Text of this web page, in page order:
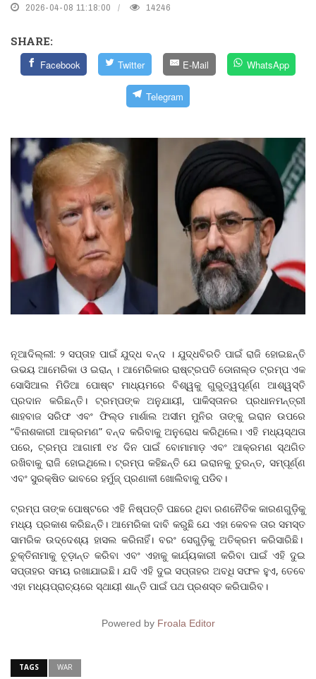
2026-04-08 11:18:00 14246
SHARE:
Facebook Twitter E-Mail WhatsApp
Telegram
ନୂଆଦିଲ୍ଲୀ: ୨ ସପ୍ତାହ ପାଇଁ ଯୁଦ୍ଧ ବନ୍ଦ । ଯୁଦ୍ଧବିରତି ପାଇଁ ରାଜି ହୋଇଛନ୍ତି
ଉଭୟ ଆମେରିକା ଓ ଇରାନ୍ । ଆମେରିକାର ରାଷ୍ଟ୍ରପତି ଡୋନାଲ୍ଡ ଟ୍ରମ୍ପ ଏକ
ସୋସିଆଲ ମିଡିଆ ପୋଷ୍ଟ ମାଧ୍ୟମରେ ବିଶ୍ୱକୁ ଗୁରୁତ୍ୱପୂର୍ଣ୍ଣ ଆଶ୍ୱସ୍ତି
ପ୍ରଦାନ କରିଛନ୍ତି। ଟ୍ରମ୍ପଙ୍କ ଅନୁଯାୟୀ, ପାକିସ୍ତାନର ପ୍ରଧାନମନ୍ତ୍ରୀ
ଶାହବାଜ ସରିଫ ଏବଂ ଫିଲ୍ଡ ମାର୍ଶାଲ ଅସୀମ ମୁନିର ତାଙ୍କୁ ଇରାନ ଉପରେ
“ବିନାଶକାରୀ ଆକ୍ରମଣ” ବନ୍ଦ କରିବାକୁ ଅନୁରୋଧ କରିଥିଲେ। ଏହି ମଧ୍ୟସ୍ଥତା
ପରେ, ଟ୍ରମ୍ପ ଆଗାମୀ ୧୪ ଦିନ ପାଇଁ ବୋମାମାଡ଼ ଏବଂ ଆକ୍ରମଣ ସ୍ଥଗିତ
ରଖିବାକୁ ରାଜି ହୋଇଥିଲେ। ଟ୍ରମ୍ପ କହିଛନ୍ତି ଯେ ଇରାନକୁ ତୁରନ୍ତ, ସମ୍ପୂର୍ଣ୍ଣ
ଏବଂ ସୁରକ୍ଷିତ ଭାବରେ ହର୍ମୁଜ୍ ପ୍ରଣାଳୀ ଖୋଲିବାକୁ ପଡିବ।
ଟ୍ରମ୍ପ ତାଙ୍କ ପୋଷ୍ଟରେ ଏହି ନିଷ୍ପତ୍ତି ପଛରେ ଥିବା ରଣନୈତିକ କାରଣଗୁଡ଼ିକୁ
ମଧ୍ୟ ପ୍ରକାଶ କରିଛନ୍ତି। ଆମେରିକା ଦାବି କରୁଛି ଯେ ଏହା କେବଳ ତାର ସମସ୍ତ
ସାମରିକ ଉଦ୍ଦେଶ୍ୟ ହାସଲ କରିନାହିଁ। ବରଂ ସେଗୁଡ଼ିକୁ ଅତିକ୍ରମ କରିସାରିଛି।
ଚୁକ୍ତିନାମାକୁ ଚୂଡ଼ାନ୍ତ କରିବା ଏବଂ ଏହାକୁ କାର୍ଯ୍ୟକାରୀ କରିବା ପାଇଁ ଏହି ଦୁଇ
ସପ୍ତାହର ସମୟ ରଖାଯାଇଛି। ଯଦି ଏହି ଦୁଇ ସପ୍ତାହର ଅବଧି ସଫଳ ହୁଏ, ତେବେ
ଏହା ମଧ୍ୟପ୍ରାଚ୍ୟରେ ସ୍ଥାୟୀ ଶାନ୍ତି ପାଇଁ ପଥ ପ୍ରଶସ୍ତ କରିପାରିବ।
Powered by Froala Editor
TAGS WAR